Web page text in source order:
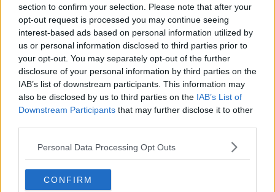
section to confirm your selection. Please note that after your
opt-out request is processed you may continue seeing
interest-based ads based on personal information utilized by
us or personal information disclosed to third parties prior to
your opt-out. You may separately opt-out of the further
disclosure of your personal information by third parties on the
IAB’s list of downstream participants. This information may
also be disclosed by us to third parties on the IAB’s List of
Downstream Participants that may further disclose it to other
Personal Data Processing Opt Outs
CONFIRM
tentativi della donna di opporsi all’intento del malvivente, il soggetto
riusciva a portare a termine l’azione delittuosa e a impossessarsi
della borsa, facendo cadere la malcapitata e causandole lievi ferite.
Le urla di aiuto della vittima hanno attirato l’attenzione di due
giovani, camerieri presso un noto esercizio di ristorazione presente
in piazza i quali, avendo assistito alla scena verificatasi pochi
riuscendo a bloccarlo a pochi metri di distanza dall’episodio.
Contestualmente, alcuni cittadini hanno allertato il 112 per
richiedere l’intervento delle Forze dell’ordine così consentendo alla
Volante di intervenire rapidamente. Gli agenti intervenuti, dopo aver
raccolto tutti gli elementi necessari ed aver ascoltato i testimoni,